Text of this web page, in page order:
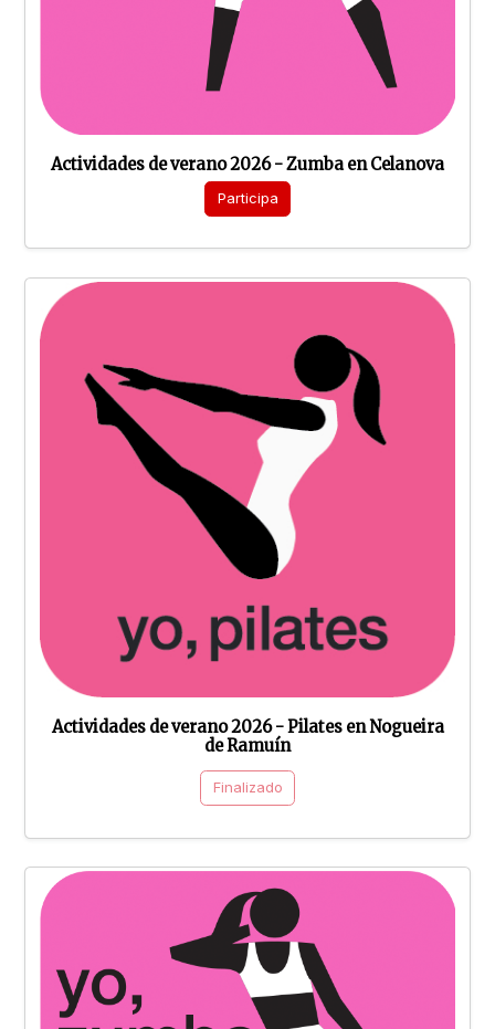
Actividades de verano 2026 - Zumba en Celanova
Participa
Actividades de verano 2026 - Pilates en Nogueira
de Ramuín
Finalizado